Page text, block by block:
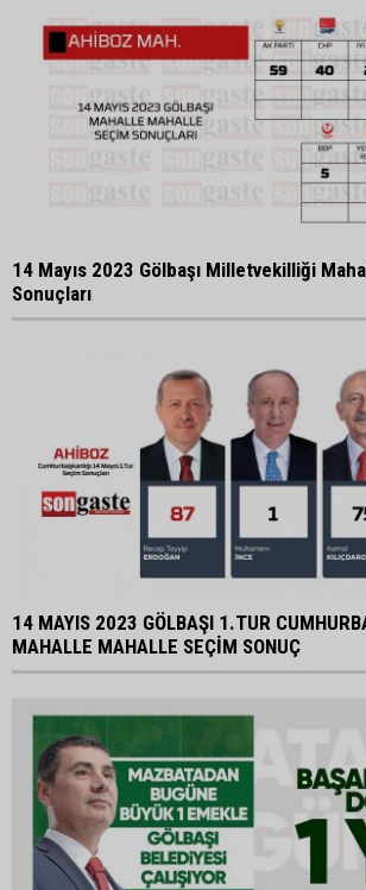
14 Mayıs 2023 Gölbaşı Milletvekilliği
Sonuçları
14 MAYIS 2023 GÖLBAŞI 1.TUR
MAHALLE MAHALLE SEÇİM SONUÇ